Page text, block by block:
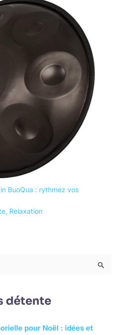
BuoQua : rythmez vos
, Relaxation
détente
pour Noël : idées et